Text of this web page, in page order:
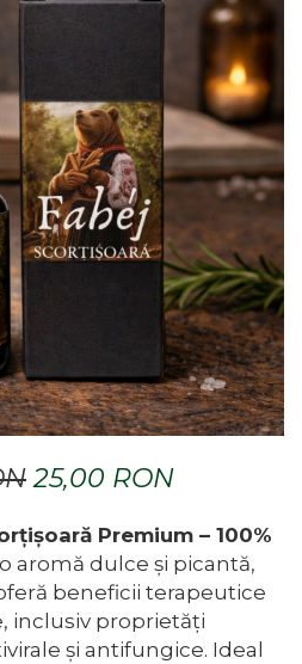
25,00 RON
Premium – 100%
o aromă dulce și picantă,
beneficii terapeutice
inclusiv proprietăți
și antifungice. Ideal